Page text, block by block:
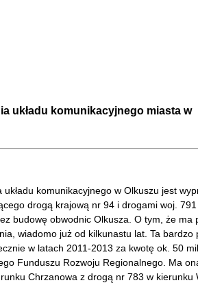
układu komunikacyjnego miasta w
komunikacyjnego w Olkuszu jest
drogą krajową nr 94 i drogami woj.
budowę obwodnic Olkusza. O tym, że ma
wiadomo już od kilkunastu lat. Ta bardzo
w latach 2011-2013 za kwotę ok. 50
Funduszu Rozwoju Regionalnego. Ma
Chrzanowa z drogą nr 783 w kierunku